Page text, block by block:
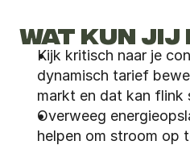
WAT KUN JIJ
Kijk kritisch naar je
dynamisch tarief
markt en dat kan flink
Overweeg
helpen om stroom op